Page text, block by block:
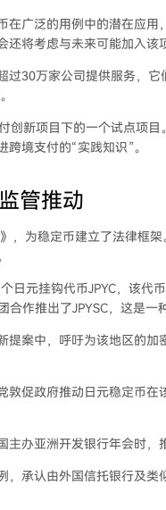
在广泛的用例中的潜在应
将考虑与未来可能加入该
过30万家公司提供服务，
创新项目下的一个试点项
境支付的“实践知识”。
管推动
，为稳定币建立了法律框
日元挂钩代币JPYC，该
作推出了JPYSC，这是一
提案中，呼吁为该地区的
敦促政府推动日元稳定币
办亚洲开发银行年会时，
，承认由外国信托银行及